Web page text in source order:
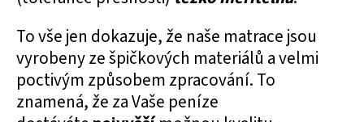
To vše jen dokazuje, že naše matrace jsou
vyrobeny ze špičkových materiálů a velmi
poctivým způsobem zpracování. To
znamená, že za Vaše peníze